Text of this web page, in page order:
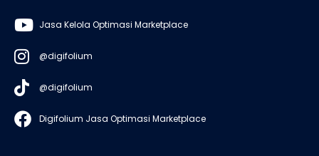
Jasa Kelola Optimasi Marketplace
@digifolium
@digifolium
Digifolium Jasa Optimasi Marketplace